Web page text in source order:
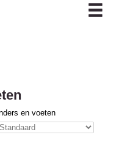
en voeten